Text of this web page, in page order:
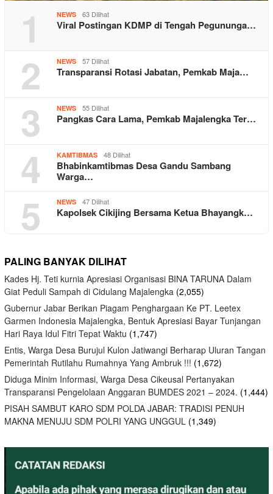
1 NEWS 63 Dilihat
Viral Postingan KDMP di Tengah Pegununga…
2 NEWS 57 Dilihat
Transparansi Rotasi Jabatan, Pemkab Maja…
3 NEWS 55 Dilihat
Pangkas Cara Lama, Pemkab Majalengka Ter…
4 KAMTIBMAS 48 Dilihat
Bhabinkamtibmas Desa Gandu Sambang
Warga…
5 NEWS 47 Dilihat
Kapolsek Cikijing Bersama Ketua Bhayangk…
PALING BANYAK DILIHAT
Kades Hj. Teti kurnia Apresiasi Organisasi BINA TARUNA Dalam
Giat Peduli Sampah di Cidulang Majalengka (2,055)
Gubernur Jabar Berikan Piagam Penghargaan Ke PT. Leetex
Garmen Indonesia Majalengka, Bentuk Apresiasi Bayar Tunjangan
Hari Raya Idul Fitri Tepat Waktu (1,747)
Entis, Warga Desa Burujul Kulon Jatiwangi Berharap Uluran Tangan
Pemerintah Rutilahu Rumahnya Yang Ambruk !!! (1,672)
Diduga Minim Informasi, Warga Desa Cikeusal Pertanyakan
Transparansi Pengelolaan Anggaran BUMDES 2021 – 2024. (1,444)
PISAH SAMBUT KARO SDM POLDA JABAR: TRADISI PENUH
MAKNA MENUJU SDM POLRI YANG UNGGUL (1,349)